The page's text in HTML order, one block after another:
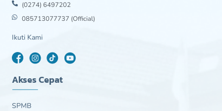
(0274) 6497202
085713077737 (Official)
Ikuti Kami
Akses Cepat
SPMB